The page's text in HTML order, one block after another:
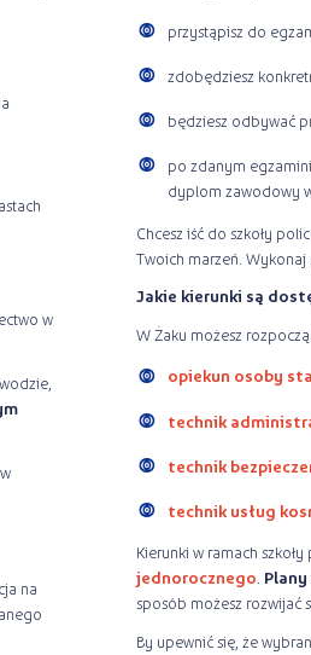
w
na
przystąpisz do
zdobędziesz
będziesz odbywać
po zdanym
dyplom zawodowy
Chcesz iść do szkoły
Twoich marzeń. Wykonaj
Jakie kierunki są
W Żaku możesz
opiekun osoby
technik
technik
technik usług
Kierunki w ramach
jednorocznego
sposób możesz rozwijać
By upewnić się, że